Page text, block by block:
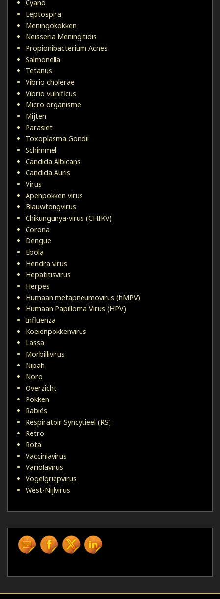
Cyano
Leptospira
Meningokokken
Neisseria Meningitidis
Propionibacterium Acnes
Salmonella
Tetanus
Vibrio cholerae
Vibrio vulnificus
Micro organisme
Mijten
Parasiet
Toxoplasma Gondii
Schimmel
Candida Albicans
Candida Auris
Virus
Apenpokken virus
Blauwtongvirus
Chikungunya-virus (CHIKV)
Corona
Dengue
Ebola
Hendra virus
Hepatitisvirus
Herpes
Humaan metapneumovirus (hMPV)
Humaan Papilloma Virus (HPV)
Influenza
Koeienpokkenvirus
Lassa
Morbillivirus
Nipah
Noro
Overzicht
Pokken
Rabiës
Respiratoir Syncytieel (RS)
Retro
Rota
Vacciniavirus
Variolavirus
Vogelgriepvirus
West-Nijlvirus